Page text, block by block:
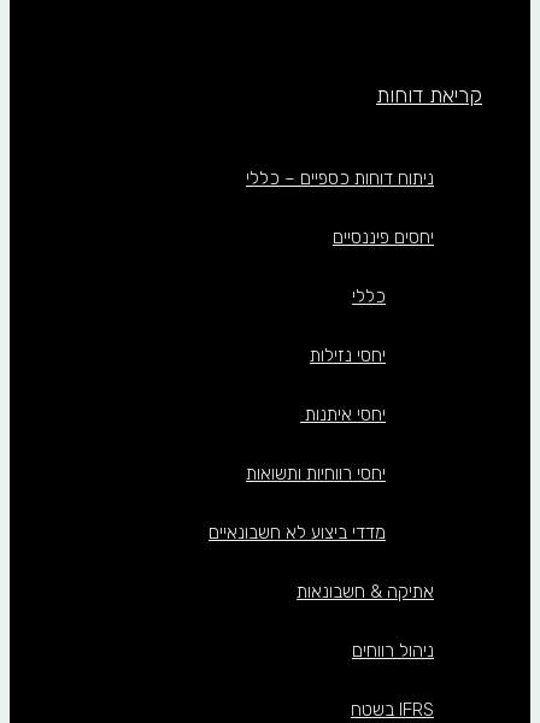
קריאת דוחות
ניתוח דוחות כספיים – כללי
יחסים פיננסיים
כללי
יחסי נזילות
יחסי איתנות
יחסי רווחיות ותשואות
מדדי ביצוע לא חשבונאיים
אתיקה & חשבונאות
ניהול רווחים
IFRS בשטח